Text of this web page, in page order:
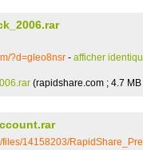
?d=gleo8nsr - afficher
(rapidshare.com ; 4.7 MB
14158203/